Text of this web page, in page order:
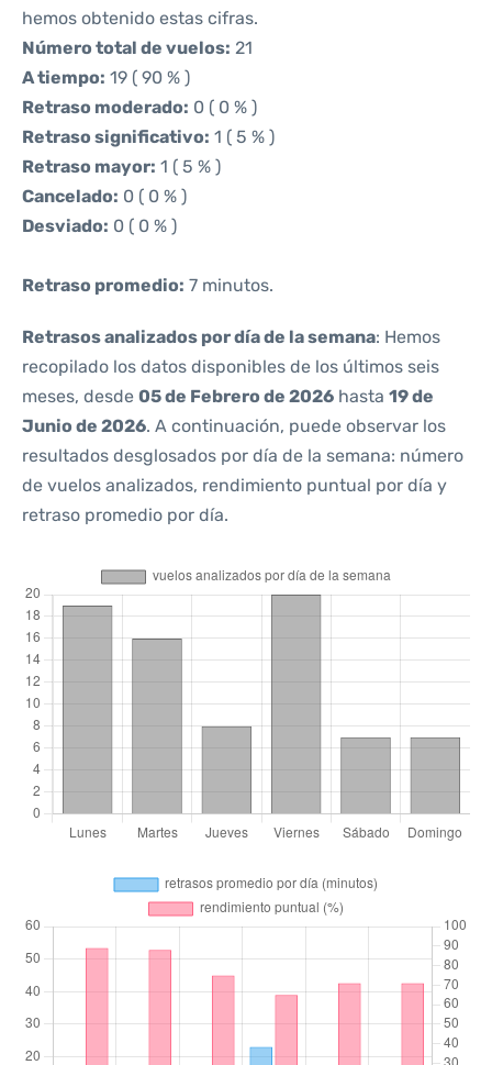
hemos obtenido estas cifras.
Número total de vuelos: 21
A tiempo: 19 ( 90 % )
Retraso moderado: 0 ( 0 % )
Retraso significativo: 1 ( 5 % )
Retraso mayor: 1 ( 5 % )
Cancelado: 0 ( 0 % )
Desviado: 0 ( 0 % )
Retraso promedio: 7 minutos.
Retrasos analizados por día de la semana: Hemos
recopilado los datos disponibles de los últimos seis
meses, desde 05 de Febrero de 2026 hasta 19 de
Junio de 2026. A continuación, puede observar los
resultados desglosados por día de la semana: número
de vuelos analizados, rendimiento puntual por día y
retraso promedio por día.